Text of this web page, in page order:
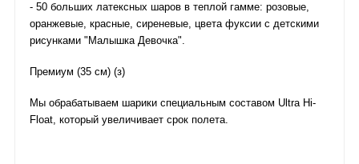
- 50 больших латексных шаров в теплой гамме: розовые,
оранжевые, красные, сиреневые, цвета фуксии с детскими
рисунками "Малышка Девочка".
Премиум (35 см) (з)
Мы обрабатываем шарики специальным составом Ultra Hi-
Float, который увеличивает срок полета.